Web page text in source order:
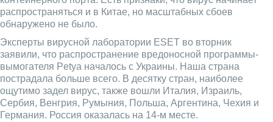
распространяться и в Китае, но масштабных сбоев
обнаружено не было.
Эксперты вирусной лаборатории ESET во вторник
заявили, что распространение вредоносной программы-
вымогателя Petya началось с Украины. Наша страна
пострадала больше всего. В десятку стран, наиболее
ощутимо задел вирус, также вошли Италия, Израиль,
Сербия, Венгрия, Румыния, Польша, Аргентина, Чехия и
Германия. Россия оказалась на 14-м месте.